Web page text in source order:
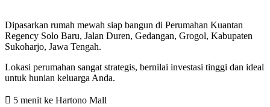
Dipasarkan rumah mewah siap bangun di Perumahan Kuantan
Regency Solo Baru, Jalan Duren, Gedangan, Grogol, Kabupaten
Sukoharjo, Jawa Tengah.
Lokasi perumahan sangat strategis, bernilai investasi tinggi dan ideal
untuk hunian keluarga Anda.
 5 menit ke Hartono Mall